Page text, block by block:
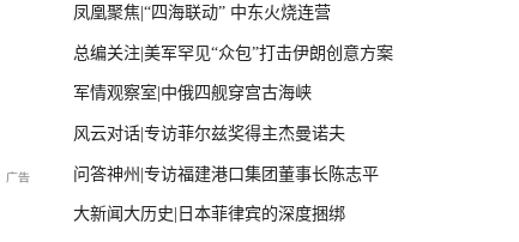
凤凰聚焦|“四海联动” 中东火烧连营
总编关注|美军罕见“众包”打击伊朗创意方案
军情观察室|中俄四舰穿宫古海峡
风云对话|专访菲尔兹奖得主杰曼诺夫
问答神州|专访福建港口集团董事长陈志平
大新闻大历史|日本菲律宾的深度捆绑